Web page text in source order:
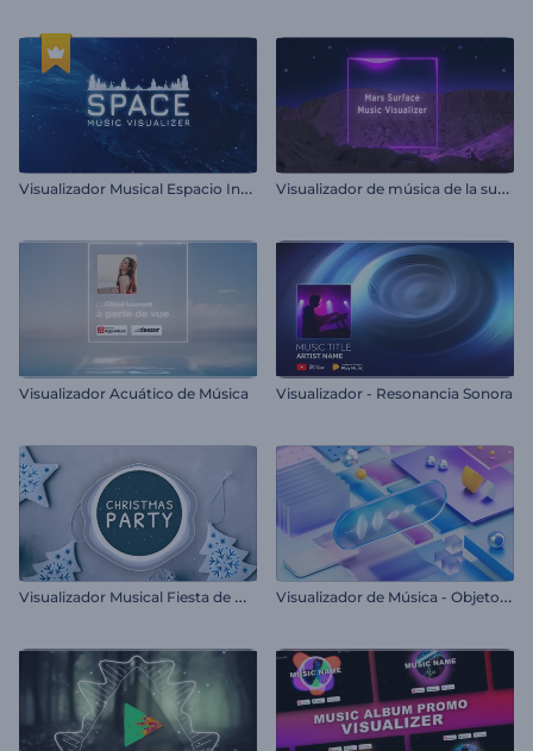
V
isualizador Musical Espacio Infinito V
isualizador de música de la superficie de Marte
Visualizador Acuático de Música Visualizador - Resonancia Sonora
V
isualizador Musical Fiesta de Navidad V
isualizador de Música - Objetos Cinéticos